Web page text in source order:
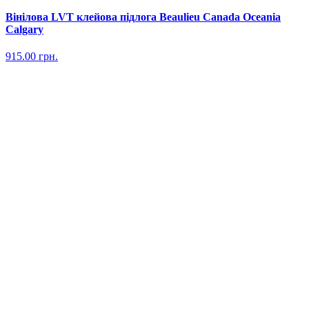
Вінілова LVT клейова підлога Beaulieu Canada Oceania
Calgary
915.00 грн.